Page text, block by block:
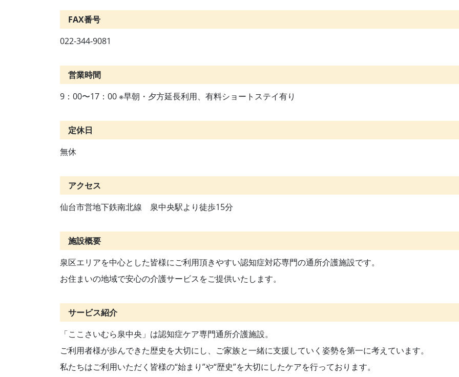
FAX番号
022-344-9081
営業時間
9：00〜17：00 ※早朝・夕方延長利用、有料ショートステイ有り
定休日
無休
アクセス
仙台市営地下鉄南北線 泉中央駅より徒歩15分
施設概要
泉区エリアを中心とした皆様にご利用頂きやすい認知症対応専門の通所介護施設です。
お住まいの地域で安心の介護サービスをご提供いたします。
サービス紹介
「ここさいむら泉中央」は認知症ケア専門通所介護施設。
ご利用者様が歩んできた歴史を大切にし、ご家族と一緒に支援していく姿勢を第一に考えています。
私たちはご利用いただく皆様の“始まり”や“歴史”を大切にしたケアを行っております。